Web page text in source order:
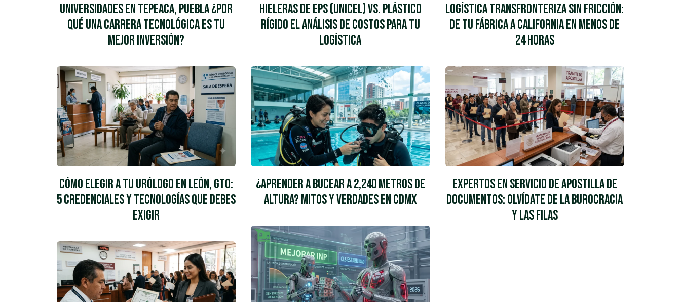
Universidades en Tepeaca, Puebla ¿Por
Qué una Carrera Tecnológica es tu
Mejor Inversión?
Hieleras de EPS (Unicel) vs. Plástico
Rígido El Análisis de Costos para tu
Logística
Logística Transfronteriza sin Fricción:
De tu Fábrica a California en Menos de
24 Horas
Cómo Elegir a tu Urólogo en León, Gto:
5 Credenciales y Tecnologías que Debes
Exigir
¿Aprender a Bucear a 2,240 Metros de
Altura? Mitos y Verdades en CDMX
Expertos en Servicio de Apostilla de
Documentos: Olvídate de la Burocracia
y las Filas